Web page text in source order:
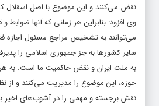
وی افزود: بنابراین هر زمانی که آنها ضوابط و
می‌توانند به تشخیص مراجع مسئول اجازه
سایر کشورها به جز جمهوری اسلامی را
به ملت ایران و نقض حاکمیت ما است. به
حوزه، این موضوع را مدیریت می‌کنند و از
نقش برجسته و مهمی را در آشوب‌های اخیر
عامل اصلی، تهدید، تهییج، ساماندهی و